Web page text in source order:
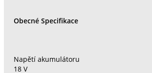
Obecné Specifikace
Napětí akumulátoru
18 V